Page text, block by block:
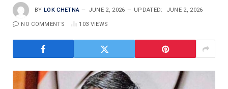
BY LOK CHETNA JUNE 2, 2026 UPDATED: JUNE 2, 2026
NO COMMENTS 103 VIEWS